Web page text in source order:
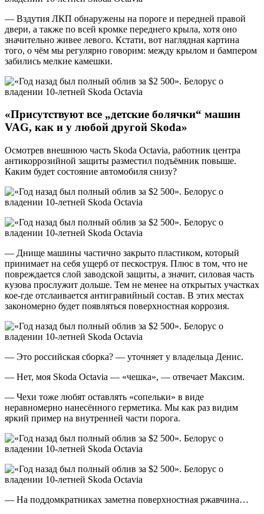
— Вздутия ЛКП обнаружены на пороге и передней правой
двери, а также по всей кромке переднего крыла, хотя оно
значительно живее левого. Кстати, вот наглядная картина
того, о чём мы регулярно говорим: между крылом и бампером
забились мелкие камешки.
«Присутствуют все „детские болячки“ машин
VAG, как и у любой другой Skoda»
Осмотрев внешнюю часть Skoda Octavia, работник центра
антикоррозийной защиты разместил подъёмник повыше.
Каким будет состояние автомобиля снизу?
— Днище машины частично закрыто пластиком, который
принимает на себя ущерб от пескоструя. Плюс в том, что не
повреждается слой заводской защиты, а значит, силовая часть
кузова прослужит дольше. Тем не менее на открытых участках
кое-где отслаивается антигравийный состав. В этих местах
закономерно будет появляться поверхностная коррозия.
— Это российская сборка? — уточняет у владельца Денис.
— Нет, моя Skoda Octavia — «чешка», — отвечает Максим.
— Чехи тоже любят оставлять «сопельки» в виде
неравномерно нанесённого герметика. Мы как раз видим
яркий пример на внутренней части порога.
— На поддомкратниках заметна поверхностная ржавчина…